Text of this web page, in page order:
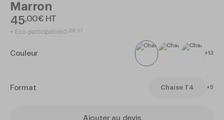
Marron
45,00€ HT
+ Eco-participation0 ,20€ HT
Couleur +13
Format Chaise T4 +5
Ajouter au devis